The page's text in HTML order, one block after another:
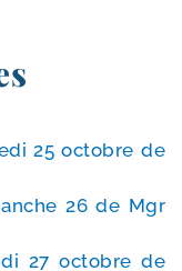
25 octobre de
26 de Mgr
27 octobre de